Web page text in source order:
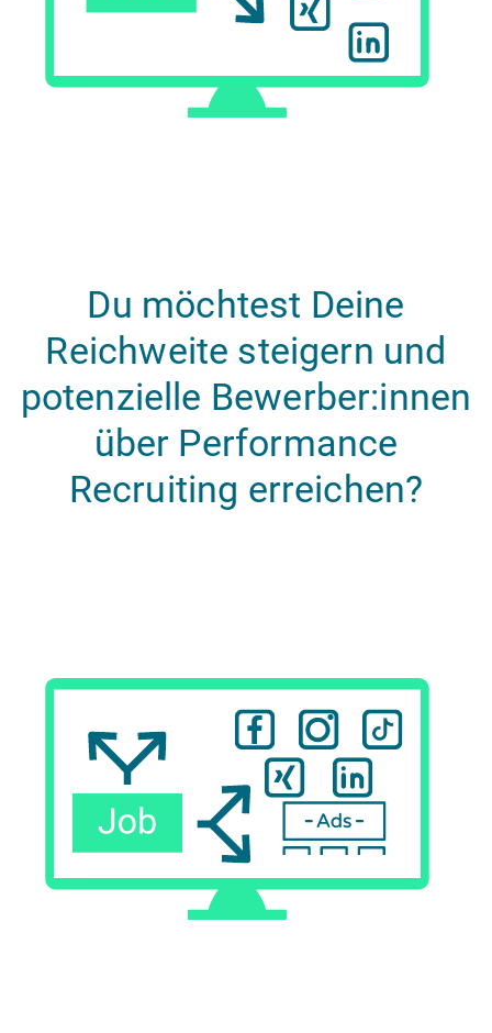
Du möchtest Deine
Reichweite steigern und
potenzielle Bewerber:innen
über Performance
Recruiting erreichen?